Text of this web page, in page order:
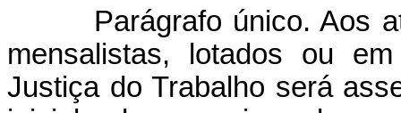
Parágrafo único. Aos
mensalistas, lotados ou
Justiça do Trabalho será